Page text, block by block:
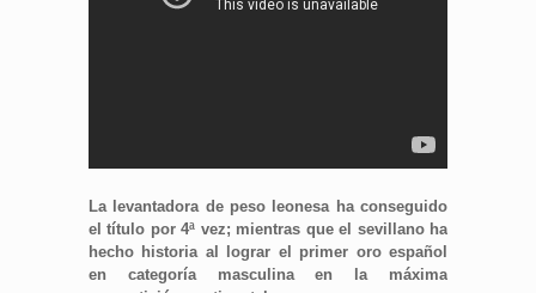
La levantadora de peso leonesa ha conseguido
el título por 4ª vez; mientras que el sevillano ha
hecho historia al lograr el primer oro español
en categoría masculina en la máxima